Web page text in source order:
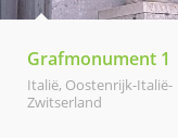
Grafmonument 1
Italië, Oostenrijk-Italië-
Zwitserland